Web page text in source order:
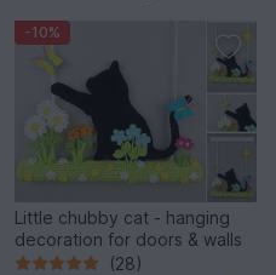
-10%
Little chubby cat - hanging
decoration for doors & walls
(28)